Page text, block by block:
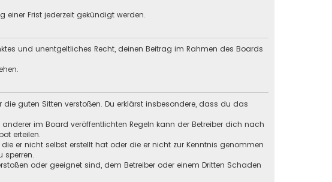
Frist jederzeit gekündigt werden.
und unentgeltliches Recht, deinen Beitrag im Rahmen des Boards
guten Sitten verstoßen. Du erklärst insbesondere, dass du das
im Board veröffentlichten Regeln kann der Betreiber dich nach
erteilen.
er nicht selbst erstellt hat oder die er nicht zur Kenntnis genommen
sperren.
oder geeignet sind, dem Betreiber oder einem Dritten Schaden